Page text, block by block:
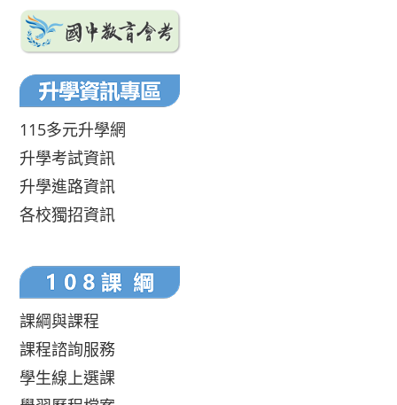
115多元升學網
升學考試資訊
升學進路資訊
各校獨招資訊
課綱與課程
課程諮詢服務
學生線上選課